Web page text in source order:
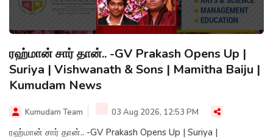
ரஹ்மான் சார் தான்.. -GV Prakash Opens Up |
Suriya | Vishwanath & Sons | Mamitha Baiju |
Kumudam News
Kumudam Team 03 Aug 2026, 12:53 PM
ரஹ்மான் சார் தான்.. -GV Prakash Opens Up | Suriya |